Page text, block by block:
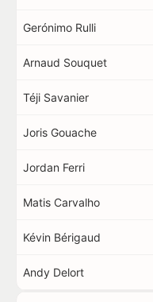
Gerónimo Rulli
Arnaud Souquet
Téji Savanier
Joris Gouache
Jordan Ferri
Matis Carvalho
Kévin Bérigaud
Andy Delort